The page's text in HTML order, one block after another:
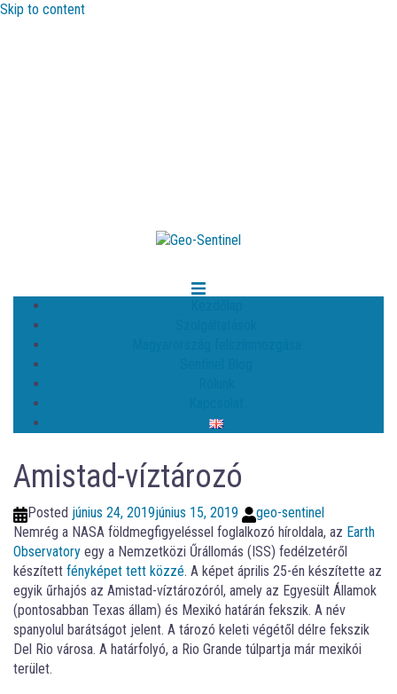
Skip to content
Amistad-víztározó
Posted június 24, 2019június 15, 2019
geo-sentinel
Nemrég a NASA földmegfigyeléssel foglalkozó híroldala, az Earth
Observatory egy a Nemzetközi Űrállomás (ISS) fedélzetéről
készített fényképet tett közzé. A képet április 25-én készítette az
egyik űrhajós az Amistad-víztározóról, amely az Egyesült Államok
(pontosabban Texas állam) és Mexikó határán fekszik. A név
spanyolul barátságot jelent. A tározó keleti végétől délre fekszik
Del Rio városa. A határfolyó, a Rio Grande túlpartja már mexikói
terület.